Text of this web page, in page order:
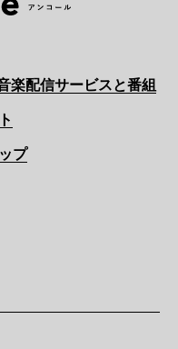
楽配信サービスと番組
プ